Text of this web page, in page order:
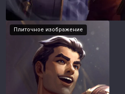
Плиточное изображение